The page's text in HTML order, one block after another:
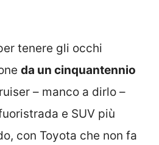
tenere gli occhi
da un cinquantennio
– manco a dirlo –
e SUV più
con Toyota che non fa